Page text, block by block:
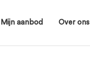
Mijn aanbod Over ons